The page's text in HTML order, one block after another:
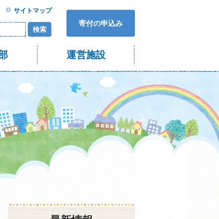
運営施設
寄付の申込み
サイトマップ
検索